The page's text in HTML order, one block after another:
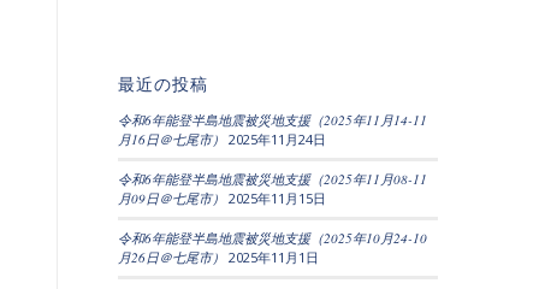
最近の投稿
令和6年能登半島地震被災地支援（2025年11月14-11
月16日＠七尾市） 2025年11月24日
令和6年能登半島地震被災地支援（2025年11月08-11
月09日＠七尾市） 2025年11月15日
令和6年能登半島地震被災地支援（2025年10月24-10
月26日＠七尾市） 2025年11月1日